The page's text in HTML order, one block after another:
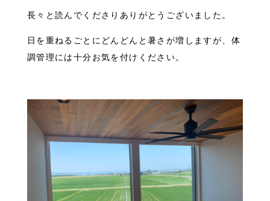
長々と読んでくださりありがとうございました。
日を重ねるごとにどんどんと暑さが増しますが、体
調管理には十分お気を付けください。